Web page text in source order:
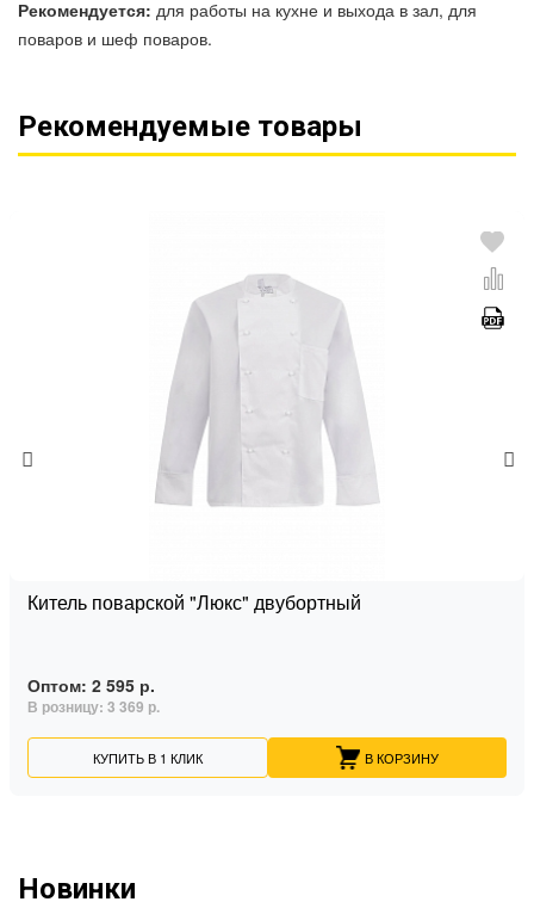
Рекомендуется: для работы на кухне и выхода в зал, для
поваров и шеф поваров.
Рекомендуемые товары
Китель поварской "Люкс" двубортный
Оптом: 2 595 р.
В розницу: 3 369 р.
КУПИТЬ В 1 КЛИК В КОРЗИНУ
Новинки